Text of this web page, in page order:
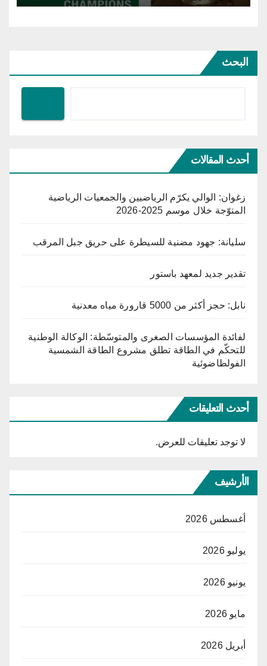
البحث
أحدث المقالات
زغوان: الوالي يكرّم الرياضيين والجمعيات الرياضية
المتوّجة خلال موسم 2025-2026
سليانة: جهود مضنية للسيطرة على حريق جبل المرقب
تقدير جديد لمعهد باستور
نابل: حجز أكثر من 5000 قارورة مياه معدنية
لفائدة المؤسسات الصغرى والمتوسّطة: الوكالة الوطنية
للتحكّم في الطاقة تطلق مشروع الطاقة الشمسية
الفولطاضوئية
أحدث التعليقات
لا توجد تعليقات للعرض.
الأرشيف
أغسطس 2026
يوليو 2026
يونيو 2026
مايو 2026
أبريل 2026